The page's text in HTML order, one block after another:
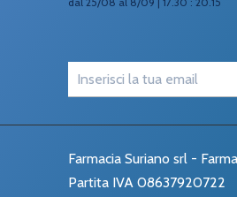
Farmacia Suriano srl -
Partita IVA 08637920722